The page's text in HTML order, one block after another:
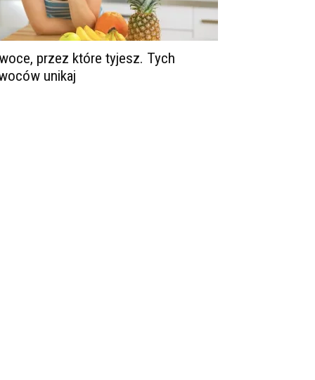
przez które tyjesz. Tych
unikaj